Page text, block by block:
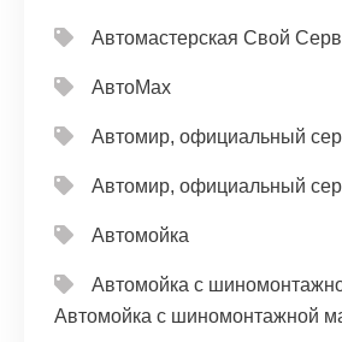
Автомастерская Свой
АвтоМах
Автомир, официальный
Автомир, официальный
Автомойка
Автомойка с
Автомойка с шиномонтажной